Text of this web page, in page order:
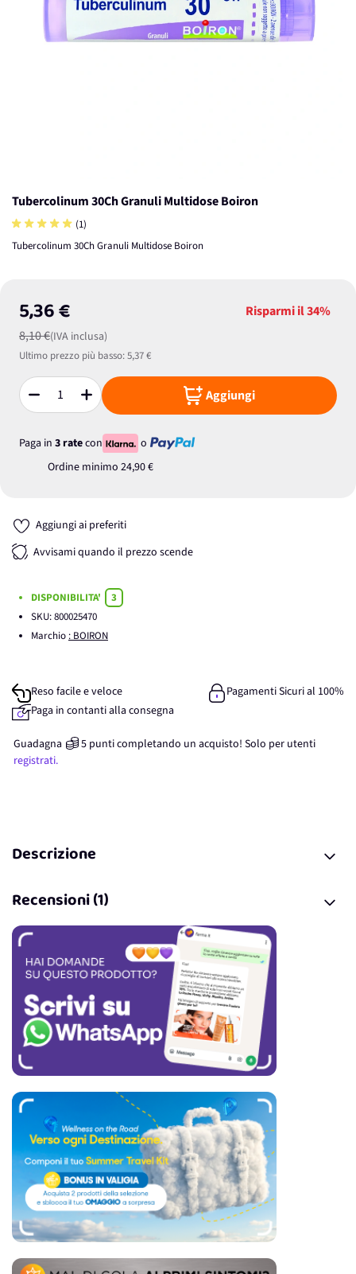
Tubercolinum 30Ch Granuli Multidose Boiron
(1)
Tubercolinum 30Ch Granuli Multidose Boiron
5,36 €
8,10 €(IVA inclusa)
Risparmi il34%
Ultimo prezzo più basso:5,37 €
Quantità Aggiungi
Paga in 3 ratecon
o
Ordine minimo 24,90 €
Aggiungi ai preferiti
Avvisami quando il prezzo scende
DISPONIBILITA'
3
SKU:800025470
Marchio : BOIRON
Reso facile e veloce
Pagamenti Sicuri al 100%
Paga in contanti alla consegna
Guadagna 5 punticompletando un acquisto! Solo per utenti
registrati.
Descrizione
Recensioni (1)